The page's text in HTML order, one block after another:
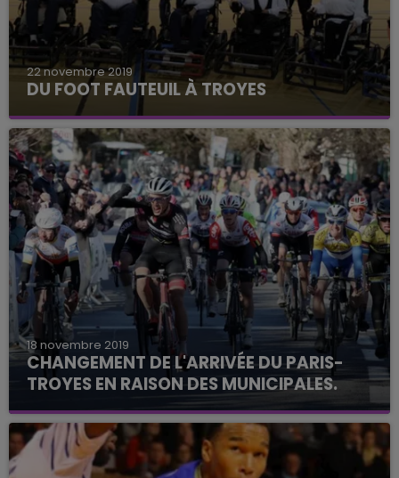
22 novembre 2019
DU FOOT FAUTEUIL À TROYES
Troyes joue samedi son premier match de
championnat de France.
18 novembre 2019
CHANGEMENT DE L'ARRIVÉE DU PARIS-
TROYES EN RAISON DES MUNICIPALES.
La 62e édition aura lieu le même jour que le
premier tour des élections.